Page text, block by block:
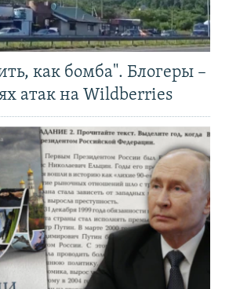
как бомба". Блогеры –
атак на Wildberries